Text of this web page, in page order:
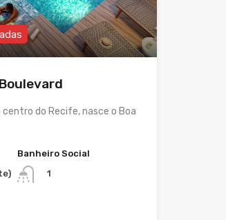
centro do Recife, nasce o Boa
Banheiro Social
1